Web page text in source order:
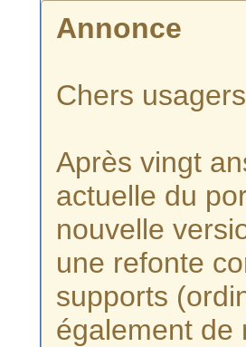
Annonce
Chers
Après vingt
actuelle du
nouvelle
une refonte
supports
également de